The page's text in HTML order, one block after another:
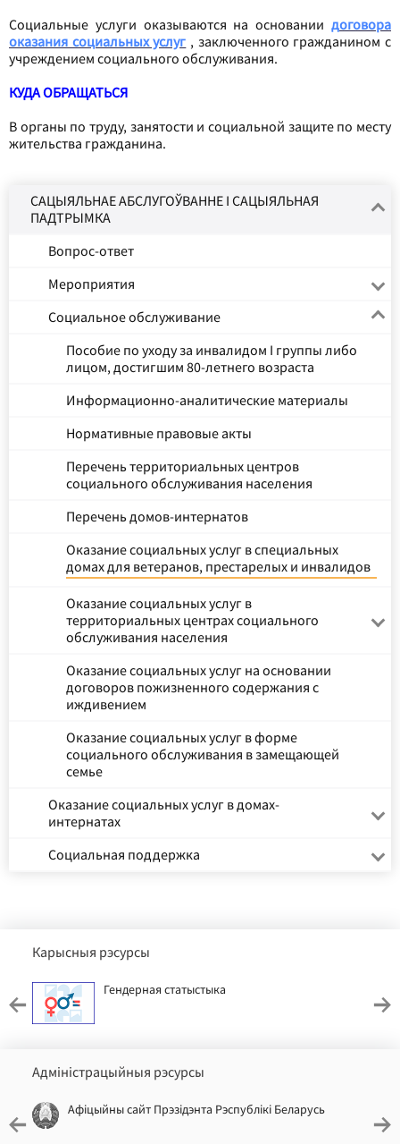
Социальные услуги оказываются на основании договора
оказания социальных услуг , заключенного гражданином с
учреждением социального обслуживания.
КУДА ОБРАЩАТЬСЯ
В органы по труду, занятости и социальной защите по месту
жительства гражданина.
САЦЫЯЛЬНАЕ АБСЛУГОЎВАННЕ І САЦЫЯЛЬНАЯ
ПАДТРЫМКА
Вопрос-ответ
Мероприятия
Социальное обслуживание
Пособие по уходу за инвалидом I группы либо
лицом, достигшим 80-летнего возраста
Информационно-аналитические материалы
Нормативные правовые акты
Перечень территориальных центров
социального обслуживания населения
Перечень домов-интернатов
Оказание социальных услуг в специальных
домах для ветеранов, престарелых и инвалидов
Оказание социальных услуг в
территориальных центрах социального
обслуживания населения
Оказание социальных услуг на основании
договоров пожизненного содержания с
иждивением
Оказание социальных услуг в форме
социального обслуживания в замещающей
семье
Оказание социальных услуг в домах-
интернатах
Социальная поддержка
Карысныя рэсурсы
Гендерная статыстыка
Адміністрацыйныя рэсурсы
Афіцыйны сайт Прэзідэнта Рэспублікі Беларусь